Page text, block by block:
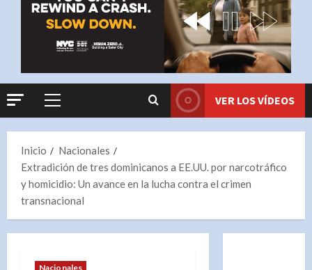
Menú
VER LOS VÍDEOS
Inicio
Nacionales
Extradición de tres dominicanos a EE.UU. por narcotráfico
y homicidio: Un avance en la lucha contra el crimen
transnacional
Nacionales